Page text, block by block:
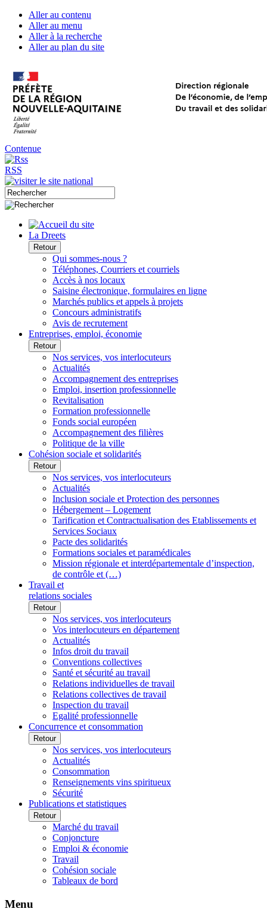
Aller au contenu
Aller au menu
Aller à la recherche
Aller au plan du site
Contenue
RSS
La Dreets
Retour
Qui sommes-nous ?
Téléphones, Courriers et courriels
Accès à nos locaux
Saisine électronique, formulaires en ligne
Marchés publics et appels à projets
Concours administratifs
Avis de recrutement
Entreprises, emploi, économie
Retour
Nos services, vos interlocuteurs
Actualités
Accompagnement des entreprises
Emploi, insertion professionnelle
Revitalisation
Formation professionnelle
Fonds social européen
Accompagnement des filières
Politique de la ville
Cohésion sociale et solidarités
Retour
Nos services, vos interlocuteurs
Actualités
Inclusion sociale et Protection des personnes
Hébergement – Logement
Tarification et Contractualisation des Etablissements et
Services Sociaux
Pacte des solidarités
Formations sociales et paramédicales
Mission régionale et interdépartementale d’inspection,
de contrôle et (…)
Travail et
relations sociales
Retour
Nos services, vos interlocuteurs
Vos interlocuteurs en département
Actualités
Infos droit du travail
Conventions collectives
Santé et sécurité au travail
Relations individuelles de travail
Relations collectives de travail
Inspection du travail
Egalité professionnelle
Concurrence et consommation
Retour
Nos services, vos interlocuteurs
Actualités
Consommation
Renseignements vins spiritueux
Sécurité
Publications et statistiques
Retour
Marché du travail
Conjoncture
Emploi & économie
Travail
Cohésion sociale
Tableaux de bord
Menu